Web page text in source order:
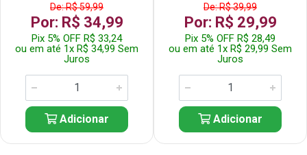
De: R$ 59,99
Por: R$ 34,99
Pix 5% OFF R$ 33,24
ou em até 1x R$ 34,99 Sem
Juros
Adicionar
De: R$ 39,99
Por: R$ 29,99
Pix 5% OFF R$ 28,49
ou em até 1x R$ 29,99 Sem
Juros
Adicionar